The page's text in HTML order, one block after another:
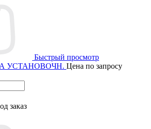
Быстрый просмотр
УСТАНОВОЧН. Цена по запросу
заказ